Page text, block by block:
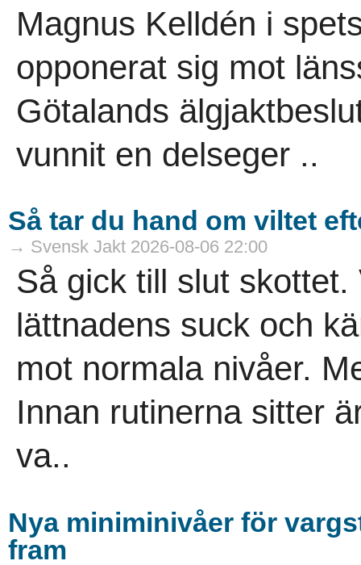
Magnus Kelldén i
opponerat sig mot
Götalands
vunnit en delseger ..
Så tar du hand om viltet
→ Svensk Jakt 2026-08-06 22:00
Så gick till slut
lättnadens suck och
mot normala nivåer.
Innan rutinerna sitter
va..
Nya miniminivåer för
fram